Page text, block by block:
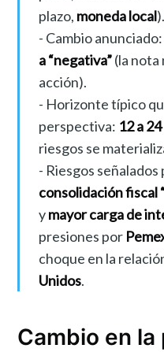
plazo, moneda local).
- Cambio anunciado:
a “negativa”(la nota
acción).
- Horizonte típico
perspectiva: 12 a
riesgos se
- Riesgos señalados
consolidación fiscal
ymayor carga de
presiones por
choque en la
Unidos.
Cambio en